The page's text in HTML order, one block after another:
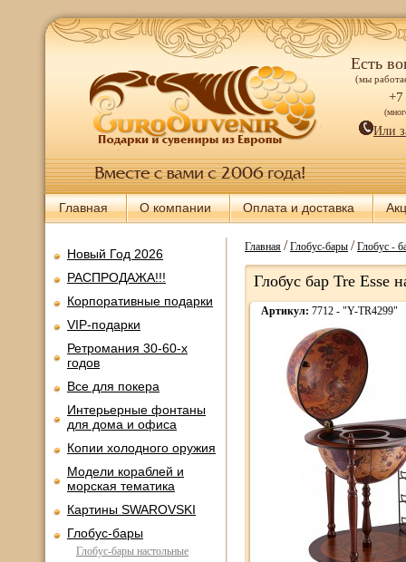
Есть
(мы
+7
Или
Главная О компании Оплата и доставка
Новый Год 2026
РАСПРОДАЖА!!!
Корпоративные подарки
VIP-подарки
Ретромания 30-60-х
годов
Все для покера
Интерьерные фонтаны
для дома и офиса
Копии холодного оружия
Модели кораблей и
морская тематика
Картины SWAROVSKI
Глобус-бары
Глобус-бары настольные
Главная/Глобус-бары/Глобус -
Глобус бар Tre Esse
Артикул: 7712 - "Y-TR4299"